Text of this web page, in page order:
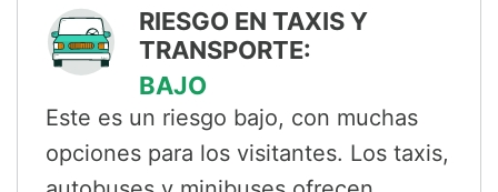
RIESGO EN TAXIS Y
TRANSPORTE:
BAJO
Este es un riesgo bajo, con muchas
opciones para los visitantes. Los taxis,